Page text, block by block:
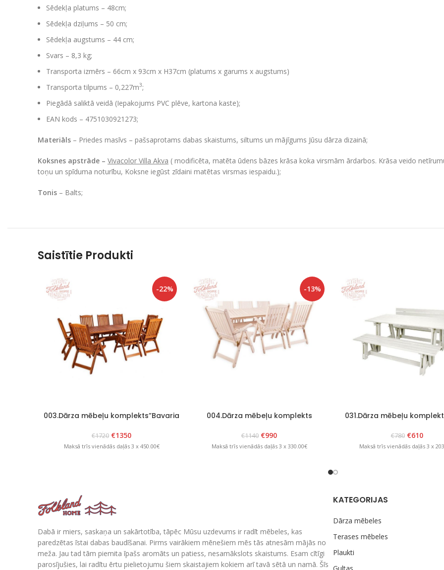
Sēdekļa platums – 48cm;
Sēdekļa dziļums – 50 cm;
Sēdekļa augstums – 44 cm;
Svars – 8,3 kg;
Transporta izmērs – 66cm x 93cm x H37cm (platums x garums x augstums)
Transporta tilpums – 0,227m3;
Piegādā saliktā veidā (Iepakojums PVC plēve, kartona kaste);
EAN kods – 4751030921273;
Materiāls – Priedes masīvs – pašsaprotams dabas skaistums, siltums un mājīgums Jūsu dārza dizainā;
Koksnes apstrāde – Vivacolor Villa Akva ( modificēta, matēta ūdens bāzes krāsa koka virsmām ārdarbos. Krāsa veido
toņu un spīduma noturību, Koksne iegūst zīdaini matētas virsmas iespaidu.);
Tonis – Balts;
Saistītie Produkti
-22%
003.Dārza mēbeļu komplekts”Bavaria
€1720 €1350
Maksā trīs vienādās daļās 3 x 450.00€
-13%
004.Dārza mēbeļu komplekts
€1140 €990
Maksā trīs vienādās daļās 3 x 330.00€
031.Dārza mēbeļu
€780 €610
Maksā trīs vienādās daļās 3 x
Dabā ir miers, saskaņa un sakārtotība, tāpēc Mūsu uzdevums ir radīt mēbeles, kas
paredzētas īstai dabas baudīšanai. Pirms vairākiem mēnešiem mēs tās atnesām mājās no
meža. Jau tad tām piemita īpašs aromāts un patiess, nesamākslots skaistums. Esam cītīgi
parosījušies, lai radītu ērtu pielietojumu šiem skaistajiem kokiem arī tavā sētā un namā. Šīs
KATEGORIJAS
Dārza mēbeles
Terases mēbeles
Plaukti